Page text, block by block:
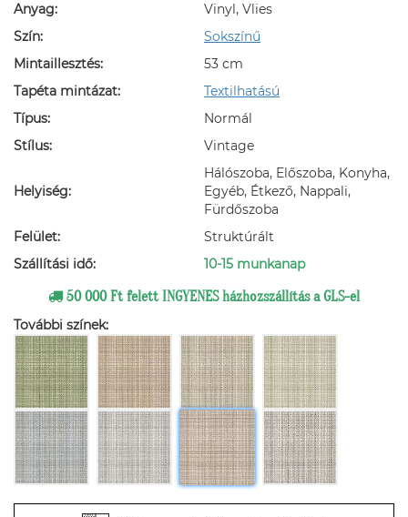
Anyag:
Vinyl, Vlies
Szín:
Sokszínű
Mintaillesztés:
53 cm
Tapéta mintázat:
Textilhatású
Típus:
Normál
Stílus:
Vintage
Helyiség:
Hálószoba, Előszoba, Konyha,
Egyéb, Étkező, Nappali,
Fürdőszoba
Felület:
Struktúrált
Szállítási idő:
10-15 munkanap
50 000 Ft felett INGYENES házhozszállítás a GLS-el
További színek: